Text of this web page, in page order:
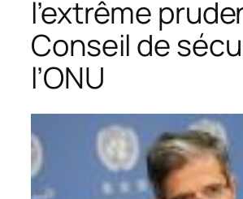
l’extrême
Conseil de
l’ONU